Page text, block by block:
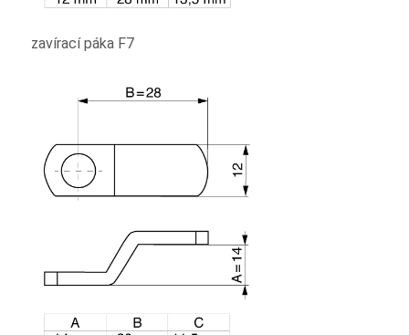
zavírací páka F7